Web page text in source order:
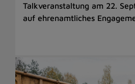
Talkveranstaltung am 22.
auf ehrenamtliches